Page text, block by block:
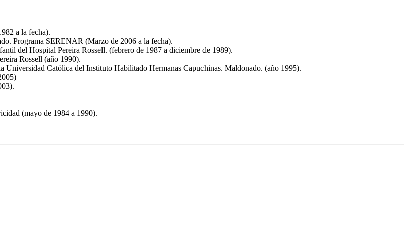
a la fecha).
Programa SERENAR (Marzo de 2006 a la fecha).
del Hospital Pereira Rossell. (febrero de 1987 a diciembre de 1989).
Rossell (año 1990).
Católica del Instituto Habilitado Hermanas Capuchinas. Maldonado. (año 1995).
(mayo de 1984 a 1990).